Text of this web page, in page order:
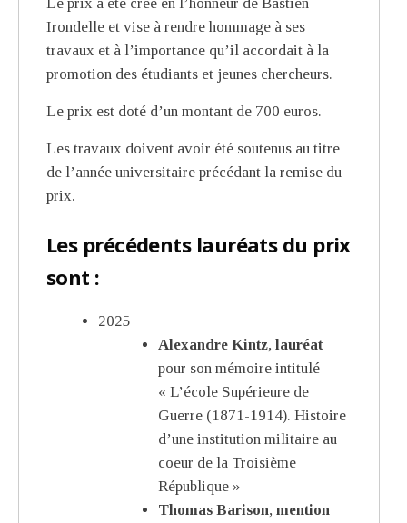
Irondelle et vise à rendre hommage à ses
travaux et à l’importance qu’il accordait à la
promotion des étudiants et jeunes chercheurs.
Le prix est doté d’un montant de 700 euros.
Les travaux doivent avoir été soutenus au titre
de l’année universitaire précédant la remise du
prix.
Les précédents lauréats du prix
sont :
2025
Alexandre Kintz, lauréat
pour son mémoire intitulé
« L’école Supérieure de
Guerre (1871-1914). Histoire
d’une institution militaire au
coeur de la Troisième
République »
Thomas Barison, mention